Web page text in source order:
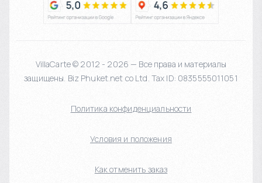
VillaCarte © 2012 - 2026 — Все права и материалы
защищены. Biz Phuket.net co Ltd. Tax ID: 0835555011051
Политика конфиденциальности
Условия и положения
Как отменить заказ